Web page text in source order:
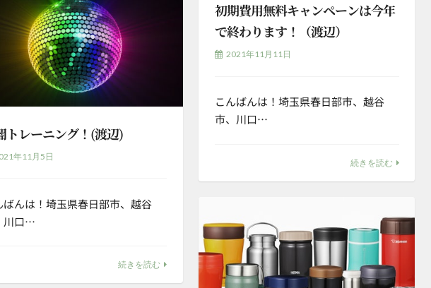
初期費用無料キャンペーンは今年
で終わります！（渡辺）
2021年11月11日
こんばんは！埼玉県春日部市、越谷
市、川口…
続きを読む
トレーニング！(渡辺)
年11月5日
ばんは！埼玉県春日部市、越谷
川口…
続きを読む